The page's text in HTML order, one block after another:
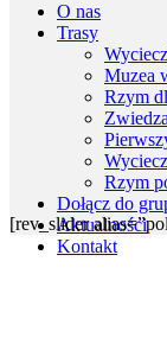
O nas
Trasy
Muzea
Rzym
Rzym
Dołącz do
Aktualności
Kontakt
[rev_slider